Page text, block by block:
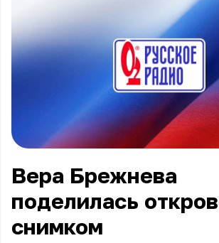
Вера Брежнева
поделилась
снимком